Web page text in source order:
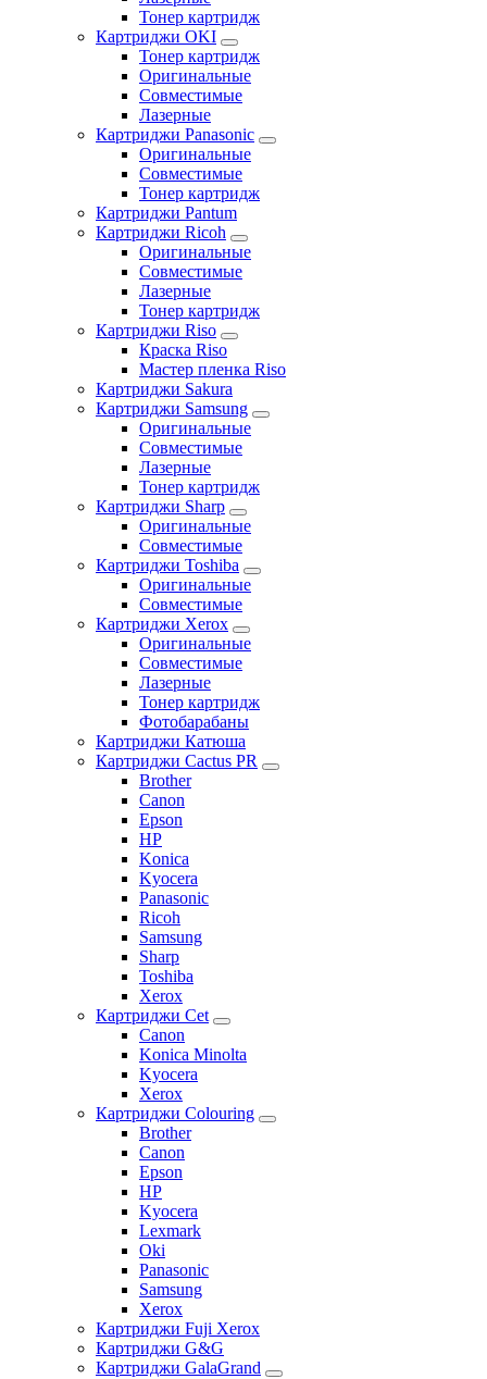
Тонер картридж
Картриджи OKI
Тонер картридж
Оригинальные
Совместимые
Лазерные
Картриджи Panasonic
Оригинальные
Совместимые
Тонер картридж
Картриджи Pantum
Картриджи Ricoh
Оригинальные
Совместимые
Лазерные
Тонер картридж
Картриджи Riso
Краска Riso
Мастер пленка Riso
Картриджи Sakura
Картриджи Samsung
Оригинальные
Совместимые
Лазерные
Тонер картридж
Картриджи Sharp
Оригинальные
Совместимые
Картриджи Toshiba
Оригинальные
Совместимые
Картриджи Xerox
Оригинальные
Совместимые
Лазерные
Тонер картридж
Фотобарабаны
Картриджи Катюша
Картриджи Cactus PR
Brother
Canon
Epson
HP
Konica
Kyocera
Panasonic
Ricoh
Samsung
Sharp
Toshiba
Xerox
Картриджи Cet
Canon
Konica Minolta
Kyocera
Xerox
Картриджи Colouring
Brother
Canon
Epson
HP
Kyocera
Lexmark
Oki
Panasonic
Samsung
Xerox
Картриджи Fuji Xerox
Картриджи G&G
Картриджи GalaGrand